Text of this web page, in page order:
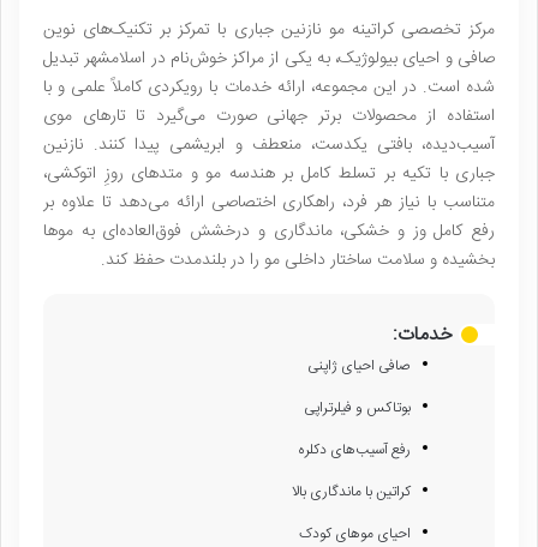
مرکز تخصصی کراتینه مو نازنین جباری با تمرکز بر تکنیک‌های نوین
صافی و احیای بیولوژیک، به یکی از مراکز خوش‌نام در اسلامشهر تبدیل
شده است. در این مجموعه، ارائه خدمات با رویکردی کاملاً علمی و با
استفاده از محصولات برتر جهانی صورت می‌گیرد تا تارهای موی
آسیب‌دیده، بافتی یکدست، منعطف و ابریشمی پیدا کنند. نازنین
جباری با تکیه بر تسلط کامل بر هندسه مو و متدهای روزِ اتوکشی،
متناسب با نیاز هر فرد، راهکاری اختصاصی ارائه می‌دهد تا علاوه بر
رفع کامل وز و خشکی، ماندگاری و درخشش فوق‌العاده‌ای به موها
بخشیده و سلامت ساختار داخلی مو را در بلندمدت حفظ کند.
خدمات:
صافی احیای ژاپنی
بوتاکس و فیلرتراپی
رفع آسیب‌های دکلره
کراتین با ماندگاری بالا
احیای موهای کودک